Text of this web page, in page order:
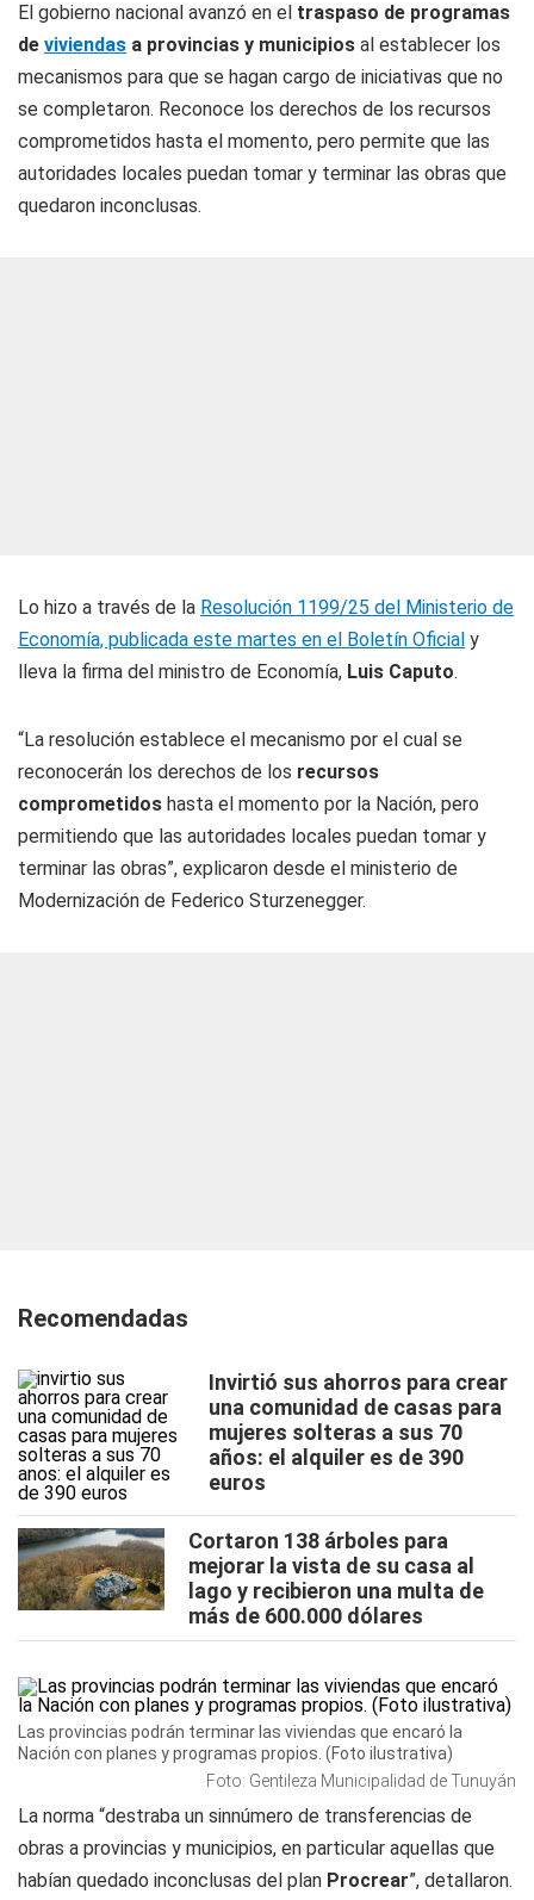
El gobierno nacional avanzó en el traspaso de programas
de viviendas a provincias y municipios al establecer los
mecanismos para que se hagan cargo de iniciativas que no
se completaron. Reconoce los derechos de los recursos
comprometidos hasta el momento, pero permite que las
autoridades locales puedan tomar y terminar las obras que
quedaron inconclusas.
Lo hizo a través de la Resolución 1199/25 del Ministerio de
Economía, publicada este martes en el Boletín Oficial y
lleva la firma del ministro de Economía, Luis Caputo.
“La resolución establece el mecanismo por el cual se
reconocerán los derechos de los recursos
comprometidos hasta el momento por la Nación, pero
permitiendo que las autoridades locales puedan tomar y
terminar las obras”, explicaron desde el ministerio de
Modernización de Federico Sturzenegger.
Recomendadas
Invirtió sus ahorros para crear
una comunidad de casas para
mujeres solteras a sus 70
años: el alquiler es de 390
euros
Cortaron 138 árboles para
mejorar la vista de su casa al
lago y recibieron una multa de
más de 600.000 dólares
Las provincias podrán terminar las viviendas que encaró la
Nación con planes y programas propios. (Foto ilustrativa)
Foto: Gentileza Municipalidad de Tunuyán
La norma “destraba un sinnúmero de transferencias de
obras a provincias y municipios, en particular aquellas que
habían quedado inconclusas del plan Procrear”, detallaron.